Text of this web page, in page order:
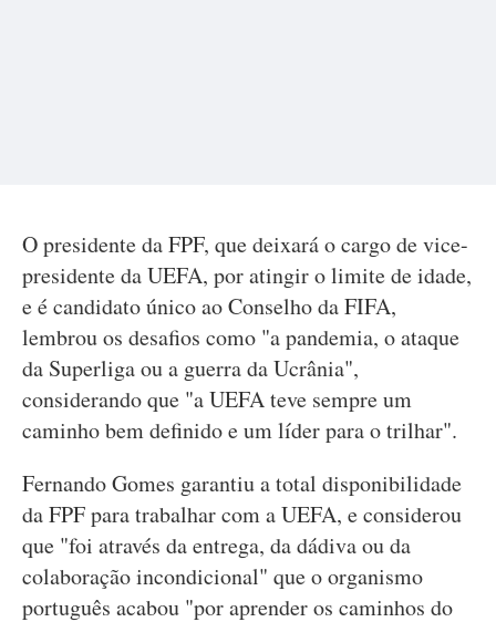
O presidente da FPF, que deixará o cargo de vice-
presidente da UEFA, por atingir o limite de idade,
e é candidato único ao Conselho da FIFA,
lembrou os desafios como "a pandemia, o ataque
da Superliga ou a guerra da Ucrânia",
considerando que "a UEFA teve sempre um
caminho bem definido e um líder para o trilhar".
Fernando Gomes garantiu a total disponibilidade
da FPF para trabalhar com a UEFA, e considerou
que "foi através da entrega, da dádiva ou da
colaboração incondicional" que o organismo
português acabou "por aprender os caminhos do